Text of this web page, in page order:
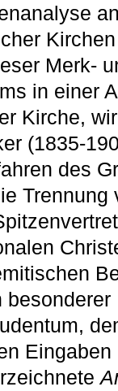
Merk-
in einer
Kirche,
(1835-
des
Trennung